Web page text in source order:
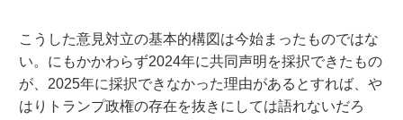
こうした意見対立の基本的構図は今始まったものではな
い。にもかかわらず2024年に共同声明を採択できたもの
が、2025年に採択できなかった理由があるとすれば、や
はりトランプ政権の存在を抜きにしては語れないだろ